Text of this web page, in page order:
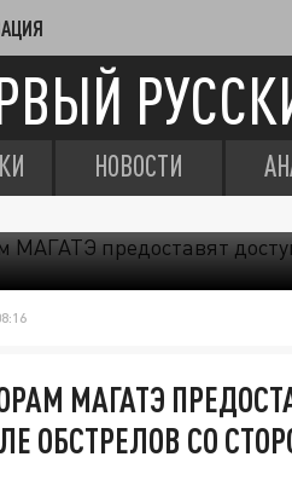
НОВОСТИ
МАГАТЭ
ОБСТРЕЛОВ СО